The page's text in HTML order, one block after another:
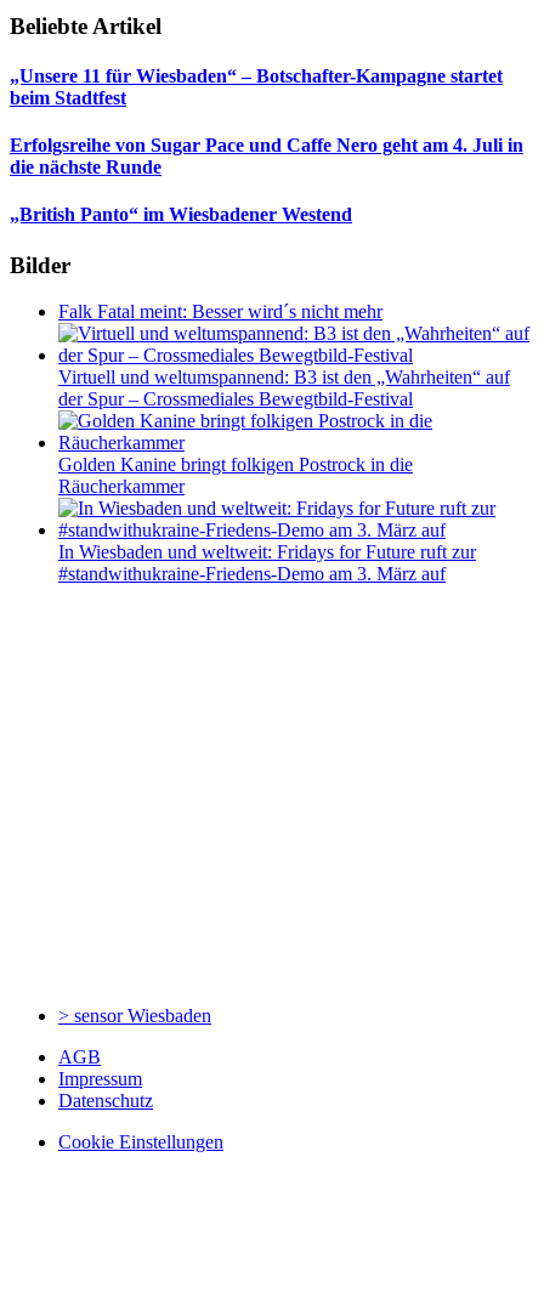
Beliebte Artikel
„Unsere 11 für Wiesbaden“ – Botschafter-Kampagne startet
beim Stadtfest
Erfolgsreihe von Sugar Pace und Caffe Nero geht am 4. Juli in
die nächste Runde
„British Panto“ im Wiesbadener Westend
Bilder
Falk Fatal meint: Besser wird´s nicht mehr
Virtuell und weltumspannend: B3 ist den „Wahrheiten“ auf
der Spur – Crossmediales Bewegtbild-Festival
Golden Kanine bringt folkigen Postrock in die
Räucherkammer
In Wiesbaden und weltweit: Fridays for Future ruft zur
#standwithukraine-Friedens-Demo am 3. März auf
> sensorWiesbaden
AGB
Impressum
Datenschutz
Cookie Einstellungen